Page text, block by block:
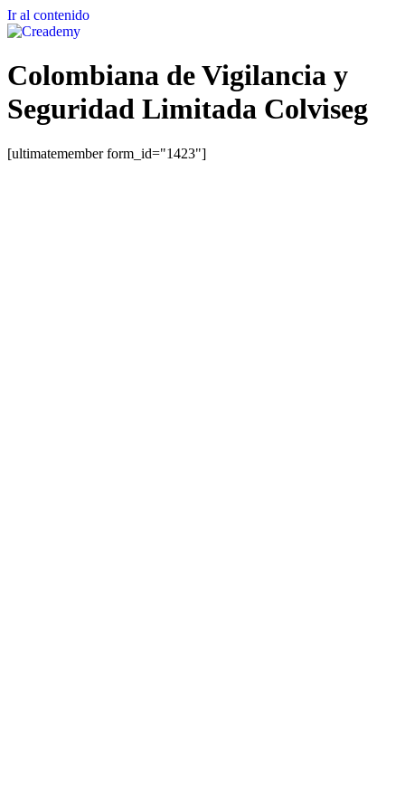
Ir al contenido
Colombiana de Vigilancia y
Seguridad Limitada Colviseg
[ultimatemember form_id="1423"]